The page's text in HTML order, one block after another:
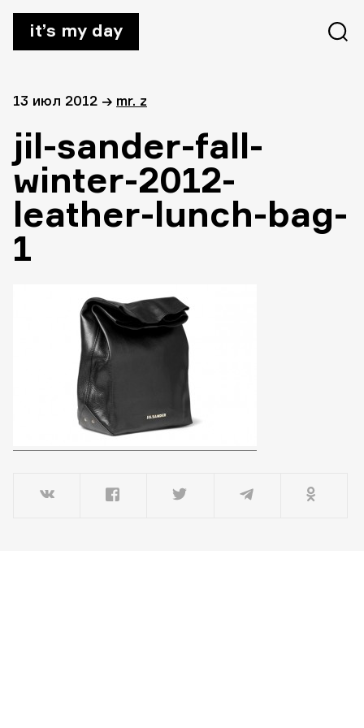
it’s my day
13 июл 2012 → mr. z
jil-sander-fall-
winter-2012-
leather-lunch-bag-
1